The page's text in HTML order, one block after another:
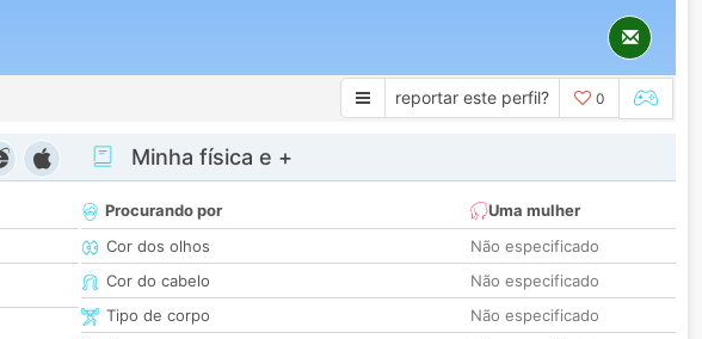
reportar este perfil? 0
Minha física e +
Procurando por
Uma mulher
Cor dos olhos
Não especificado
Cor do cabelo
Não especificado
Tipo de corpo
Não especificado